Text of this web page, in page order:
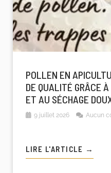
POLLEN EN
DE QUALITÉ GRÂCE
ET AU SÉCHAGE
9 juillet 2026 Aucun
LIRE L'ARTICLE →